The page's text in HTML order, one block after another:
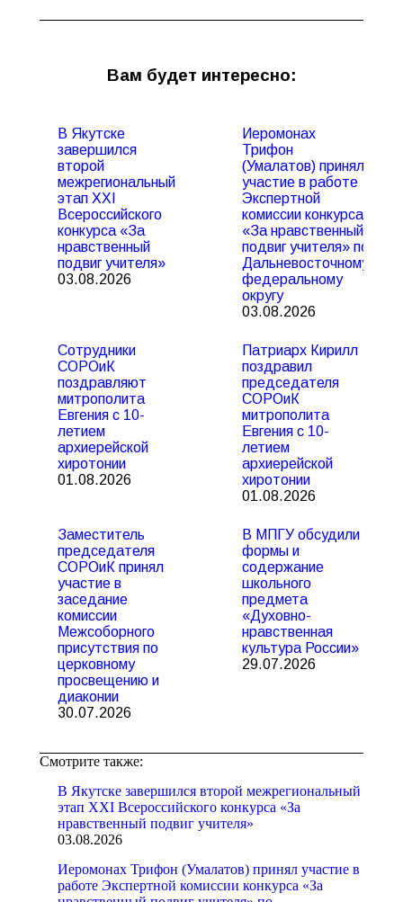
Вам будет интересно:
В Якутске
завершился
второй
межрегиональный
этап XXI
Всероссийского
конкурса «За
нравственный
подвиг учителя»
03.08.2026
Иеромонах
Трифон
(Умалатов) принял
участие в работе
Экспертной
комиссии конкурса
«За нравственный
подвиг учителя» по
Дальневосточному
федеральному
округу
03.08.2026
Сотрудники
СОРОиК
поздравляют
митрополита
Евгения с 10-
летием
архиерейской
хиротонии
01.08.2026
Патриарх Кирилл
поздравил
председателя
СОРОиК
митрополита
Евгения с 10-
летием
архиерейской
хиротонии
01.08.2026
Заместитель
председателя
СОРОиК принял
участие в
заседание
комиссии
Межсоборного
присутствия по
церковному
просвещению и
диаконии
30.07.2026
В МПГУ обсудили
формы и
содержание
школьного
предмета
«Духовно-
нравственная
культура России»
29.07.2026
Смотрите также:
В Якутске завершился второй межрегиональный
этап XXI Всероссийского конкурса «За
нравственный подвиг учителя»
03.08.2026
Иеромонах Трифон (Умалатов) принял участие в
работе Экспертной комиссии конкурса «За